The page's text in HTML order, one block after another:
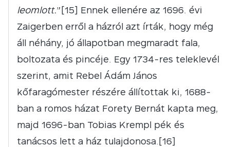
leomlott.”[15] Ennek ellenére az 1696. évi
Zaigerben erről a házról azt írták, hogy még
áll néhány, jó állapotban megmaradt fala,
boltozata és pincéje. Egy 1734-res teleklevél
szerint, amit Rebel Ádám János
kőfaragómester részére állítottak ki, 1688-
ban a romos házat Forety Bernát kapta meg,
majd 1696-ban Tobias Krempl pék és
tanácsos lett a ház tulajdonosa.[16]